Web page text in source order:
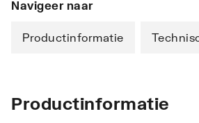
Navigeer naar
Productinformatie
Productinformatie